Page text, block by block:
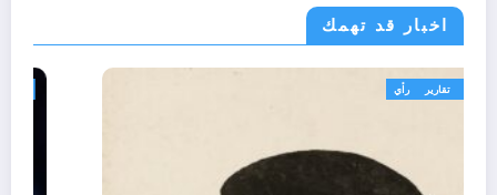
اخبار قد تهمك
تعاليق حرة